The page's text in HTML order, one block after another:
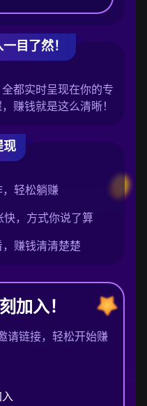
目了然！
都实时呈现在你的专
赚钱就是这么清晰！
现
轻松躺赚
，方式你说了算
赚钱清清楚楚
加入！
请链接，轻松开始赚